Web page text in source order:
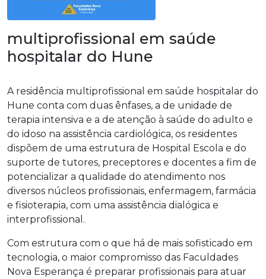
multiprofissional em saúde
hospitalar do Hune
A residência multiprofissional em saúde hospitalar do
Hune conta com duas ênfases, a de unidade de
terapia intensiva e a de atenção à saúde do adulto e
do idoso na assistência cardiológica, os residentes
dispõem de uma estrutura de Hospital Escola e do
suporte de tutores, preceptores e docentes a fim de
potencializar a qualidade do atendimento nos
diversos núcleos profissionais, enfermagem, farmácia
e fisioterapia, com uma assistência dialógica e
interprofissional.
Com estrutura com o que há de mais sofisticado em
tecnologia, o maior compromisso das Faculdades
Nova Esperança é preparar profissionais para atuar